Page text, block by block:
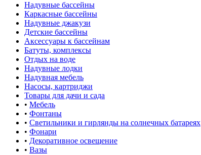
Надувные бассейны
Каркасные бассейны
Надувные джакузи
Детские бассейны
Аксессуары к бассейнам
Батуты, комплексы
Отдых на воде
Надувные лодки
Надувная мебель
Насосы, картриджи
Товары для дачи и сада
• Мебель
• Фонтаны
• Светильники и гирлянды на солнечных батареях
• Фонари
• Декоративное освещение
• Вазы